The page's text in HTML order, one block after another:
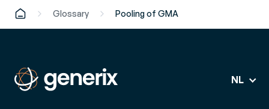
Glossary Pooling of GMA
NL